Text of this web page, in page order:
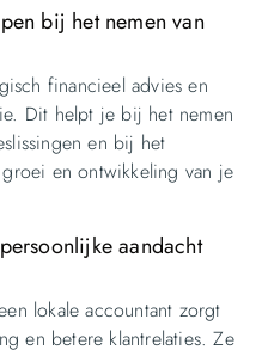
bij het nemen van
financieel advies en
Dit helpt je bij het nemen
en bij het
en ontwikkeling van je
aandacht
lokale accountant zorgt
en betere klantrelaties. Ze